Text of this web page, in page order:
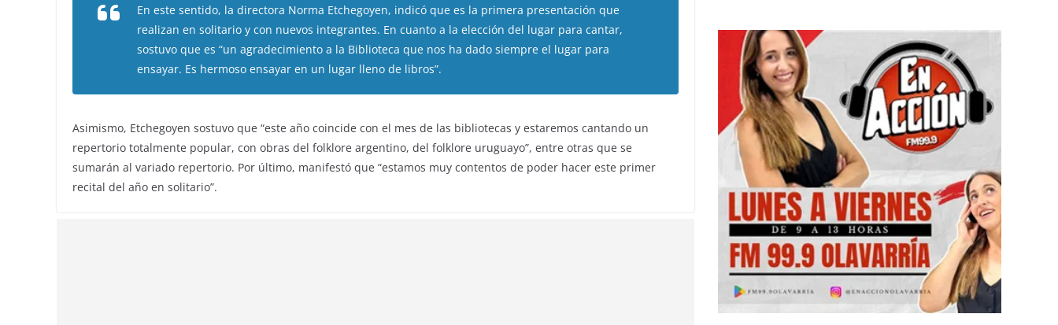
En este sentido, la directora Norma Etchegoyen, indicó que es la primera presentación que
realizan en solitario y con nuevos integrantes. En cuanto a la elección del lugar para cantar,
sostuvo que es “un agradecimiento a la Biblioteca que nos ha dado siempre el lugar para
ensayar. Es hermoso ensayar en un lugar lleno de libros”.
Asimismo, Etchegoyen sostuvo que “este año coincide con el mes de las bibliotecas y estaremos cantando un
repertorio totalmente popular, con obras del folklore argentino, del folklore uruguayo”, entre otras que se
sumarán al variado repertorio. Por último, manifestó que “estamos muy contentos de poder hacer este primer
recital del año en solitario”.